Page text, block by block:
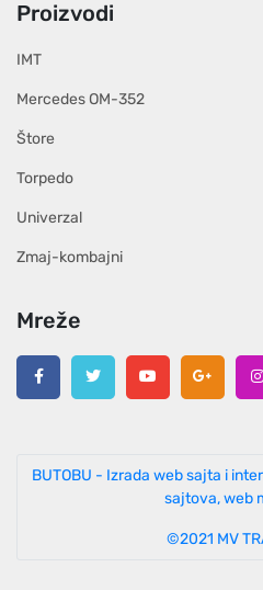
Proizvodi
IMT
Mercedes OM-352
Štore
Torpedo
Univerzal
Zmaj-kombajni
Mreže
BUTOBU - Izrada web sajta i
sajtova, web
©2021 MV